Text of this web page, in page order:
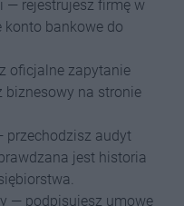
— rejestrujesz firmę w
konto bankowe do
oficjalne zapytanie
biznesowy na stronie
przechodzisz audyt
jest historia
— podpisujesz umowę